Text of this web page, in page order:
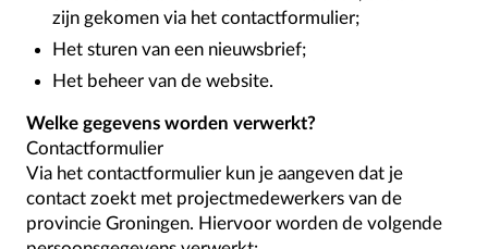
zijn gekomen via het contactformulier;
Het sturen van een nieuwsbrief;
Het beheer van de website.
Welke gegevens worden verwerkt?
Contactformulier
Via het contactformulier kun je aangeven dat je
contact zoekt met projectmedewerkers van de
provincie Groningen. Hiervoor worden de volgende